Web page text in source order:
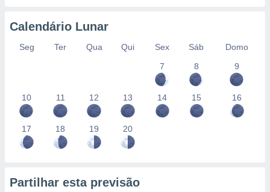
Calendário Lunar
Seg Ter Qua Qui Sex Sáb
Domo
7
8 9
10 11 12 13 14 15 16
17 18 19 20
Partilhar esta previsão